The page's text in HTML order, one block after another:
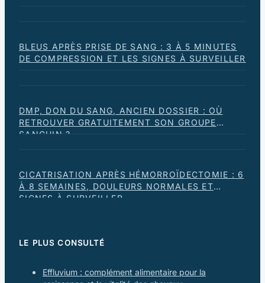
BLEUS APRÈS PRISE DE SANG : 3 À 5 MINUTES
DE COMPRESSION ET LES SIGNES À SURVEILLER
DMP, DON DU SANG, ANCIEN DOSSIER : OÙ
RETROUVER GRATUITEMENT SON GROUPE
SANGUIN ?
CICATRISATION APRÈS HÉMORROÏDECTOMIE : 6
À 8 SEMAINES, DOULEURS NORMALES ET
SIGNES À SURVEILLER
LE PLUS CONSULTÉ
Effluvium : complément alimentaire pour la